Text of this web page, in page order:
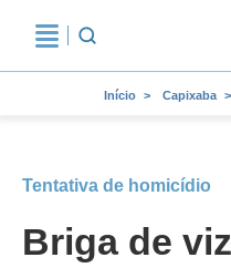
Início Capixaba
Tentativa de homicídio
Briga de